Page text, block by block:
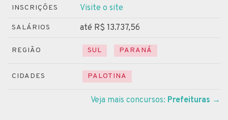
INSCRIÇÕES Visite o site
SALÁRIOS até R$ 13.737,56
REGIÃO SUL PARANÁ
CIDADES PALOTINA
Veja mais concursos: Prefeituras →